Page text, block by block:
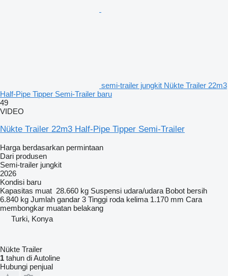
semi-trailer jungkit Nükte Trailer 22m3
Half-Pipe Tipper Semi-Trailer baru
49
VIDEO
Nükte Trailer 22m3 Half-Pipe Tipper Semi-Trailer
Harga berdasarkan permintaan
Dari produsen
Semi-trailer jungkit
2026
Kondisi baru
Kapasitas muat 28.660 kg Suspensi udara/udara Bobot bersih
6.840 kg Jumlah gandar 3 Tinggi roda kelima 1.170 mm Cara
membongkar muatan belakang
Turki, Konya
Nükte Trailer
1 tahun di Autoline
Hubungi penjual